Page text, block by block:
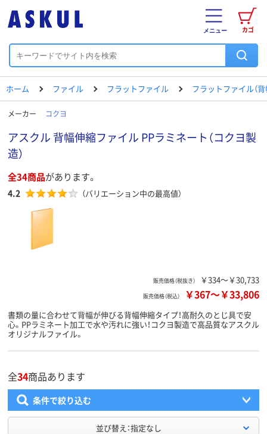
カゴ
メニュー
ホーム ファイル フラットファイル フラットファイル（背
メーカー コクヨ
アスクル 背幅伸縮ファイル PPラミネート（コクヨ製
造）
全34商品があります。
4.2 （バリエーション中の最高値）
販売価格（税抜き） ￥334～￥30,733
販売価格（税込） ￥367～￥33,806
書類の量に合わせて背幅が伸びる背幅伸縮タイプ！高耐久のとじ具で安
心。PPラミネート加工で水や汚れに強い！コクヨ製造で高品質なアスクル
オリジナルファイル。
全34商品あります
条件で絞り込む
並び替え：指定なし